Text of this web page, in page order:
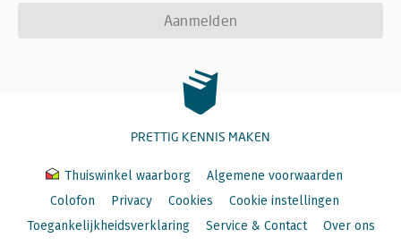
Aanmelden
PRETTIG KENNIS MAKEN
Thuiswinkel waarborg
Algemene voorwaarden
Colofon
Privacy Cookies
Cookie instellingen
Toegankelijkheidsverklaring
Service & Contact Over ons